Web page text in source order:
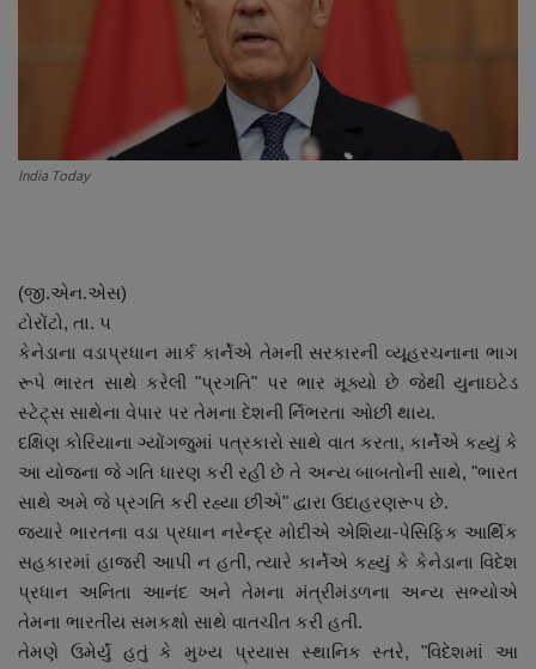
Dipotsav Special
ગુજરાત
જુનાગઢ
Support US
બજારના સમાચાર
નાણાંકીય સમાચાર
સ્થાનિક સમાચાર
India Today
(જી.એન.એસ)
ટોરોંટો, તા. ૫
કેનેડાના વડાપ્રધાન માર્ક કાર્નેએ તેમની સરકારની વ્યૂહરચનાના ભાગ
રૂપે ભારત સાથે કરેલી "પ્રગતિ" પર ભાર મૂક્યો છે જેથી યુનાઇટેડ
સ્ટેટ્સ સાથેના વેપાર પર તેમના દેશની ર્નિભરતા ઓછી થાય.
દક્ષિણ કોરિયાના ગ્યોંગજુમાં પત્રકારો સાથે વાત કરતા, કાર્નેએ કહ્યું કે
આ યોજના જે ગતિ ધારણ કરી રહી છે તે અન્ય બાબતોની સાથે, "ભારત
સાથે અમે જે પ્રગતિ કરી રહ્યા છીએ" દ્વારા ઉદાહરણરૂપ છે.
જ્યારે ભારતના વડા પ્રધાન નરેન્દ્ર મોદીએ એશિયા-પેસિફિક આર્થિક
સહકારમાં હાજરી આપી ન હતી, ત્યારે કાર્નેએ કહ્યું કે કેનેડાના વિદેશ
પ્રધાન અનિતા આનંદ અને તેમના મંત્રીમંડળના અન્ય સભ્યોએ
તેમના ભારતીય સમકક્ષો સાથે વાતચીત કરી હતી.
તેમણે ઉમેર્યું હતું કે મુખ્ય પ્રયાસ સ્થાનિક સ્તરે, "વિદેશમાં આ